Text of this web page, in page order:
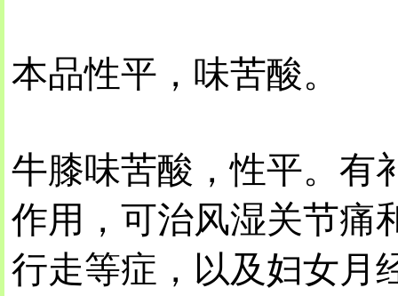
本品性平，味苦酸。
牛膝味苦酸，性平。有
作用，可治风湿关节痛
行走等症，以及妇女月